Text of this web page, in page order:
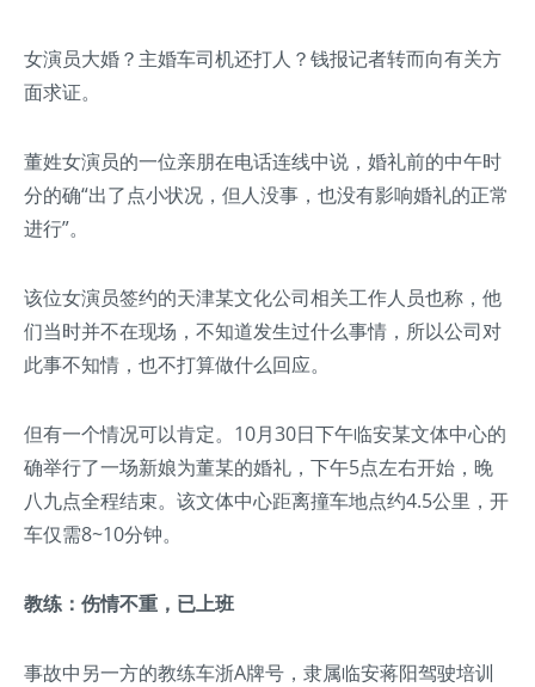
女演员大婚？主婚车司机还打人？钱报记者转而向有关方
面求证。
董姓女演员的一位亲朋在电话连线中说，婚礼前的中午时
分的确“出了点小状况，但人没事，也没有影响婚礼的正常
进行”。
该位女演员签约的天津某文化公司相关工作人员也称，他
们当时并不在现场，不知道发生过什么事情，所以公司对
此事不知情，也不打算做什么回应。
但有一个情况可以肯定。10月30日下午临安某文体中心的
确举行了一场新娘为董某的婚礼，下午5点左右开始，晚
八九点全程结束。该文体中心距离撞车地点约4.5公里，开
车仅需8~10分钟。
教练：伤情不重，已上班
事故中另一方的教练车浙A牌号，隶属临安蒋阳驾驶培训